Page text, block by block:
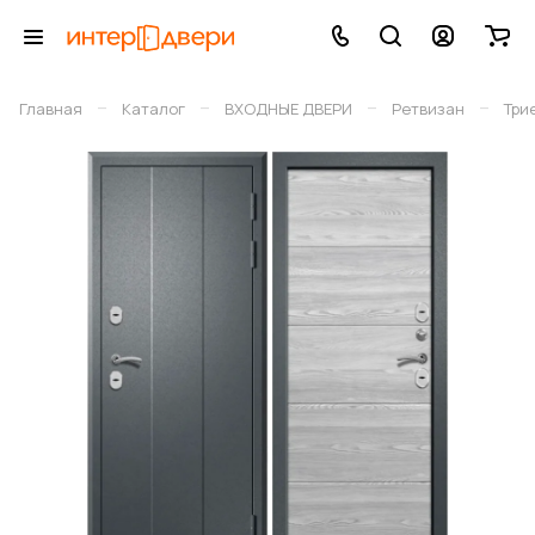
Главная – Каталог – ВХОДНЫЕ ДВЕРИ – Ретвизан –